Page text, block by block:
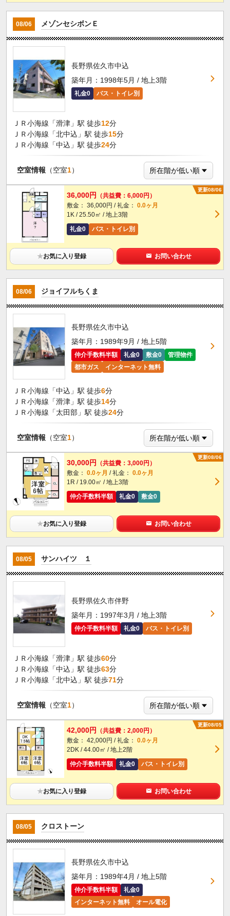
08/06 メゾンセシボンＥ
長野県佐久市中込
築年月：1998年5月 / 地上3階
礼金0 バス・トイレ別
ＪＲ小海線「滑津」駅 徒歩12分
ＪＲ小海線「北中込」駅 徒歩15分
ＪＲ小海線「中込」駅 徒歩24分
空室情報 （空室1）
更新08/06
36,000円
（共益費：6,000円）
敷金： 36,000円 / 礼金： 0.0ヶ月
1K / 25.50㎡ / 地上3階
礼金0
バス・トイレ別
★お気に入り登録 お問い合わせ
08/06 ジョイフルちくま
長野県佐久市中込
築年月：1989年9月 / 地上5階
仲介手数料半額 礼金0 敷金0
管理物件
都市ガス
インターネット無料
ＪＲ小海線「中込」駅 徒歩6分
ＪＲ小海線「滑津」駅 徒歩14分
ＪＲ小海線「太田部」駅 徒歩24分
空室情報 （空室1）
更新08/06
30,000円
（共益費：3,000円）
敷金： 0.0ヶ月 / 礼金： 0.0ヶ月
1R / 19.00㎡ / 地上3階
仲介手数料半額
礼金0 敷金0
★お気に入り登録 お問い合わせ
08/05 サンハイツ １
長野県佐久市伴野
築年月：1997年3月 / 地上3階
仲介手数料半額 礼金0 バス・トイレ別
ＪＲ小海線「滑津」駅 徒歩60分
ＪＲ小海線「中込」駅 徒歩63分
ＪＲ小海線「北中込」駅 徒歩71分
空室情報 （空室1）
更新08/05
42,000円
（共益費：2,000円）
敷金： 42,000円 / 礼金： 0.0ヶ月
2DK / 44.00㎡ / 地上2階
仲介手数料半額
礼金0 バス・トイレ別
★お気に入り登録 お問い合わせ
08/05 クロストーン
長野県佐久市中込
築年月：1989年4月 / 地上5階
仲介手数料半額
礼金0
インターネット無料
オール電化